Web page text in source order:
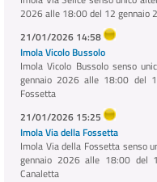
2026 alle 18:00 del 12 gennaio
21/01/2026 14:58
Imola Vicolo Bussolo
Imola Vicolo Bussolo senso
gennaio 2026 alle 18:00 del
Fossetta
21/01/2026 15:25
Imola Via della Fossetta
Imola Via della Fossetta senso
gennaio 2026 alle 18:00 del
Canaletta